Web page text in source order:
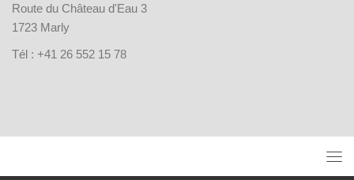
Route du Château d'Eau 3
1723 Marly
Tél : +41 26 552 15 78